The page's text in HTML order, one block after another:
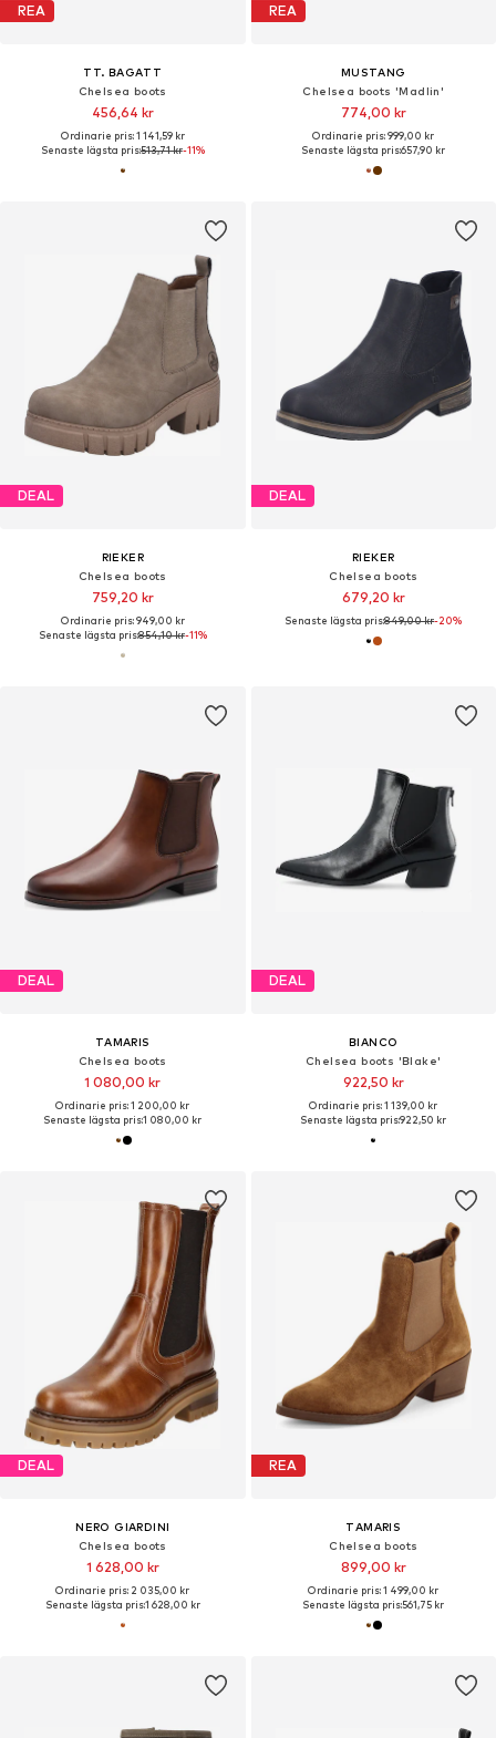
REA
TT. BAGATT
Chelsea boots
456,64 kr
Ordinarie pris: 1 141,59 kr
Senaste lägsta pris:513,71 kr-11%
REA
MUSTANG
Chelsea boots 'Madlin'
774,00 kr
Ordinarie pris: 999,00 kr
Senaste lägsta pris:657,90 kr
DEAL
RIEKER
Chelsea boots
759,20 kr
Ordinarie pris: 949,00 kr
Senaste lägsta pris:854,10 kr-11%
DEAL
RIEKER
Chelsea boots
679,20 kr
Senaste lägsta pris:849,00 kr-20%
DEAL
TAMARIS
Chelsea boots
1 080,00 kr
Ordinarie pris: 1 200,00 kr
Senaste lägsta pris:1 080,00 kr
DEAL
BIANCO
Chelsea boots 'Blake'
922,50 kr
Ordinarie pris: 1 139,00 kr
Senaste lägsta pris:922,50 kr
DEAL
NERO GIARDINI
Chelsea boots
1 628,00 kr
Ordinarie pris: 2 035,00 kr
Senaste lägsta pris:1 628,00 kr
REA
TAMARIS
Chelsea boots
899,00 kr
Ordinarie pris: 1 499,00 kr
Senaste lägsta pris:561,75 kr